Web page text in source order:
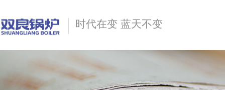
时代在变 蓝天不变